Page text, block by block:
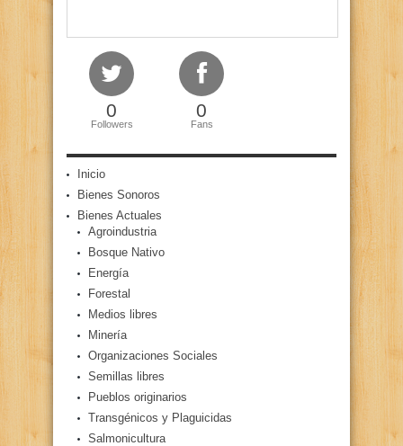
0
Followers
0
Fans
Inicio
Bienes Sonoros
Bienes Actuales
Agroindustria
Bosque Nativo
Energía
Forestal
Medios libres
Minería
Organizaciones Sociales
Semillas libres
Pueblos originarios
Transgénicos y Plaguicidas
Salmonicultura